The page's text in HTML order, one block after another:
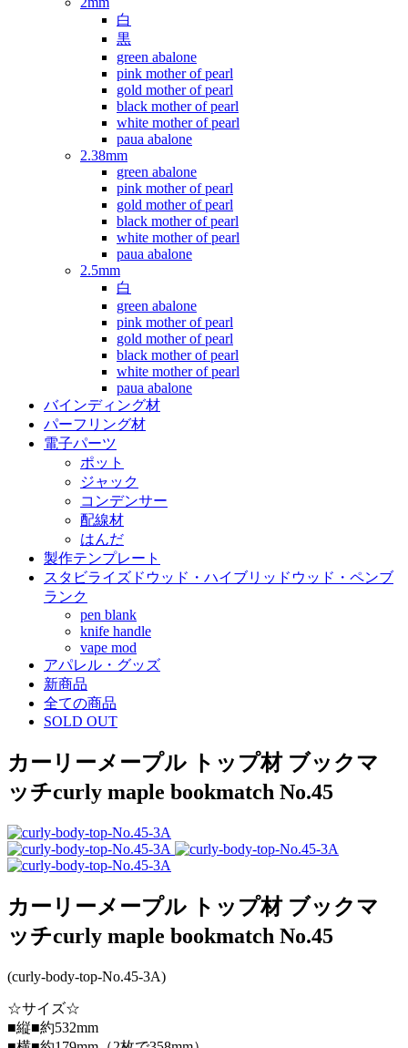
白
黒
green abalone
pink mother of pearl
gold mother of pearl
black mother of pearl
white mother of pearl
paua abalone
2.38mm
green abalone
pink mother of pearl
gold mother of pearl
black mother of pearl
white mother of pearl
paua abalone
2.5mm
白
green abalone
pink mother of pearl
gold mother of pearl
black mother of pearl
white mother of pearl
paua abalone
バインディング材
パーフリング材
電子パーツ
ポット
ジャック
コンデンサー
配線材
はんだ
製作テンプレート
スタビライズドウッド・ハイブリッドウッド・ペンブ
ランク
pen blank
knife handle
vape mod
アパレル・グッズ
新商品
全ての商品
SOLD OUT
カーリーメープル トップ材 ブックマ
ッチcurly maple bookmatch No.45
カーリーメープル トップ材 ブックマ
ッチcurly maple bookmatch No.45
(curly-body-top-No.45-3A)
☆サイズ☆
■縦■約532mm